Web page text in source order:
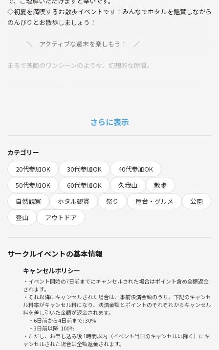
◇初夏を満喫するお散歩イベントです！みんなでホタルを鑑賞しながら
のんびりとお散歩しましょう！
＼ アクティブな週末を楽しもう！ ／
まるで映画のワンシーンのような、幻想的な時間。
「ホタルって最後に見たのいつだろう？」
夜のお散歩感覚で気軽に参加OK！
初参加・お一人参加も大歓迎です✨
ホタルの観賞会場は、放流されたホタルが飛び交う「神田川会場」「玉
川上水会場」の2会場、さらにネットゲージに入れたホタルを間近に鑑
賞できる「久我山会館」「久我山稲荷神社」「北口商店街（ジャンボデ
ンキ内）」「宮下橋公園」の4会場です。
期間中、「神田川会場」の西側、中央緑地公園では商店会が模擬店が多
数出店しますので、こちらで休憩しながらグルメも楽しみましょう！
－－－－－－－－－－－－－－－－－－－－－－－－－
★☆★ つなげーとで「楽しい」を体験しよう ★☆★
・つなげーとには、多くのサークルと魅力的なイベントがたくさんあり
・サークル活動に参加することで、たくさんの人と出会い、新しい仲間
づくりができます！
さらに表示
カテゴリー
20代参加OK
30代参加OK
40代参加OK
50代参加OK
60代参加OK 久我山
散歩
自然観察
ホタル観賞 祭り 屋台・グルメ
公園
登山
アウトドア
サークルイベントの基本情報
キャンセルポリシー
・イベント開始の7日前までにキャンセルされた場合はポイント含め全額返金
されます。
・それ以降にキャンセルされた場合は、事前決済金額のうち、下記のキャンセ
ル料率がキャンセル料になり、決済金額とポイントのそれぞれからキャンセル
料を差し引いた金額が返金されます。
・6日前から4日前まで: 30%
・3日前以降: 100%
・ただし、お申し込み後 1時間以内（イベント当日のキャンセルは除く）にキ
ャンセルされた場合は全額返金されます。